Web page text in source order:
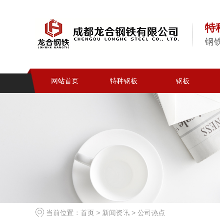
特
钢
网站首页 特种钢板 钢板
当前位置： 首页 > 新闻资讯 > 公司热点